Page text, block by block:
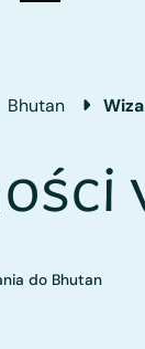
Bhutan Wiza
do Bhutan